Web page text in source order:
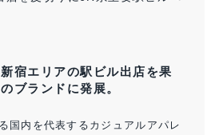
宿エリアの駅ビル出店を果
ブランドに発展。
国内を代表するカジュアルアパレ